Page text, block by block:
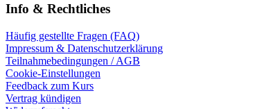
Info & Rechtliches
Häufig gestellte Fragen (FAQ)
Impressum & Datenschutzerklärung
Teilnahmebedingungen / AGB
Cookie-Einstellungen
Feedback zum Kurs
Vertrag kündigen